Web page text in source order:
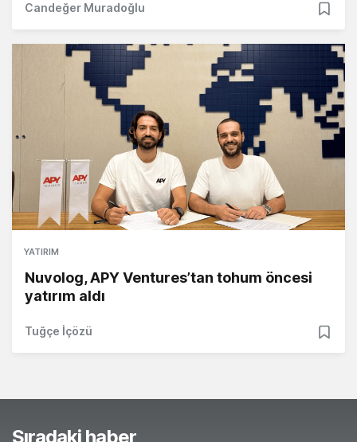
Candeğer Muradoğlu
YATIRIM
Nuvolog, APY Ventures’tan tohum öncesi
yatırım aldı
Tuğçe İçözü
Sıradaki haber